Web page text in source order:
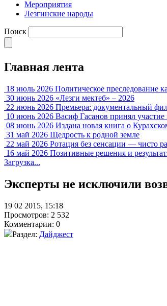
Мероприятия
Лезгинские народы
Поиск
Главная лента
18 июль 2026 Политическое преследование
30 июнь 2026 «Лезги мектеб» – 2026
22 июнь 2026 Премьера: документальный
10 июнь 2026 Васиф Гасанов принял
08 июнь 2026 Издана новая книга о
31 май 2026 Щедрость к родной земле
22 май 2026 Ротация без сенсации — чисто
16 май 2026 Позитивные решения и
Загрузка...
Эксперты не исключили
19 02 2015, 15:18
Просмотров: 2 532
Комментарии: 0
Раздел: Дайджест